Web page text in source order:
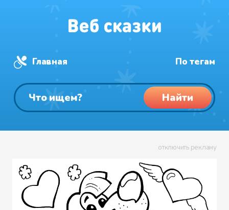
Главная По тегам
Найти
отключить рекламу